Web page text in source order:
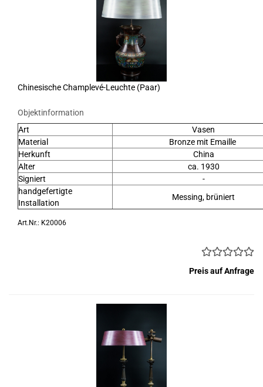
Chinesische Champlevé-Leuchte (Paar)
Objektinformation
Art
Vasen
Material
Bronze mit Emaille
Herkunft
China
Alter
ca. 1930
Signiert
-
handgefertigte
Installation
Messing, brüniert
Art.Nr.: K20006
Preis auf Anfrage